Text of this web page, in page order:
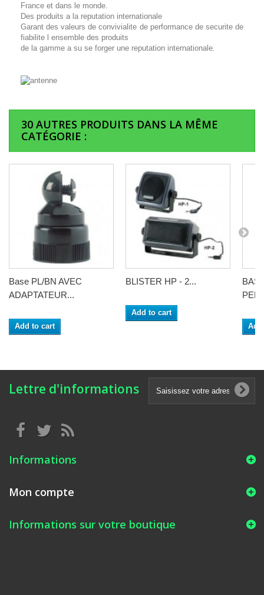
France et dans le monde.
Des produits a la reputation internationale
Garant des valeurs de convivialite de performance de securite de
fiabilite l ensemble des produits
de la gamme a su se forger une reputation internationale.
30 AUTRES PRODUITS DANS LA MÊME
CATÉGORIE :
Base PL/BN AVEC
ADAPTATEUR...
Add to cart
BLISTER HP - 2...
Add to cart
Lettre d'informations
Informations
Mon compte
Informations sur votre boutique